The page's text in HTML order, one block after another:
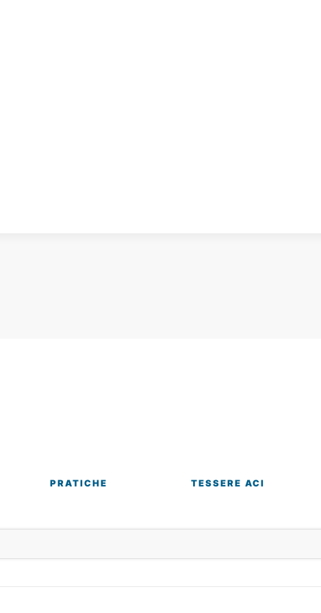
PRATICHE TESSERE ACI